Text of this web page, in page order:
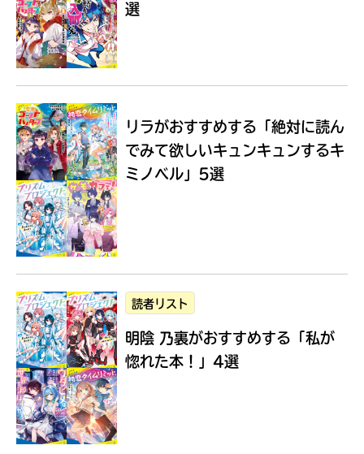
Loading...
選
リラがおすすめする 「絶対に読ん
でみて欲しいキュンキュンするキ
ミノベル」5選
読者リスト
明陰 乃裏がおすすめする 「私が
惚れた本！」4選
に
エ